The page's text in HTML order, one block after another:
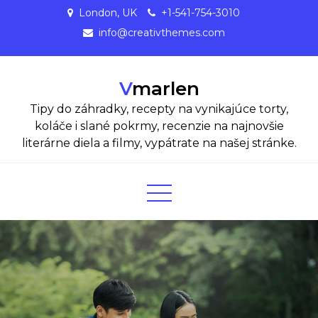
London, UK
+1-541-754-3010
info@creativthemes.com
Vmarlen
Tipy do záhradky, recepty na vynikajúce torty,
koláče i slané pokrmy, recenzie na najnovšie
literárne diela a filmy, vypátrate na našej stránke.